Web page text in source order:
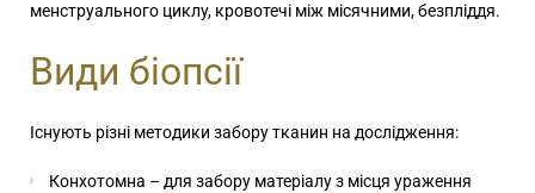
менструального циклу, кровотечі між місячними, безпліддя.
Види біопсії
Існують різні методики забору тканин на дослідження:
Конхотомна – для забору матеріалу з місця ураження